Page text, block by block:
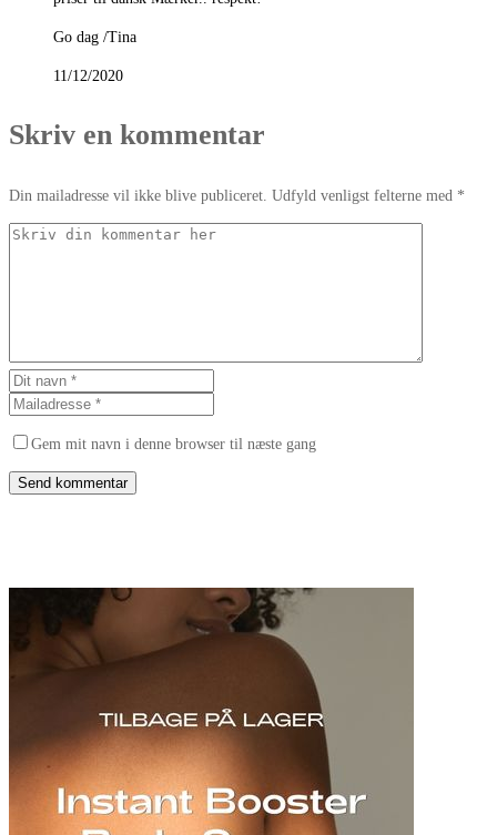
Go dag /Tina
11/12/2020
Skriv en kommentar
Din mailadresse vil ikke blive publiceret. Udfyld venligst felterne med *
Gem mit navn i denne browser til næste gang